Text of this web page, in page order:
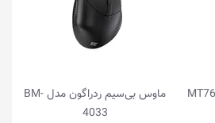
ماوس بی‌سیم ردراگون مدل BM-
4033